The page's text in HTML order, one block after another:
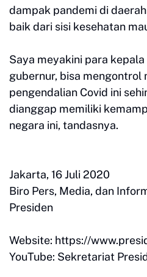
dampak pandemi di
baik dari sisi kesehatan
Saya meyakini para
gubernur, bisa mengontrol
pengendalian Covid ini
dianggap memiliki
negara ini, tandasnya.
Jakarta, 16 Juli 2020
Biro Pers, Media, dan
Presiden
Website: https://
YouTube: Sekretariat